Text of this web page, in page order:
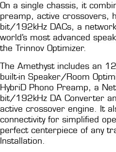
On a single chassis, it
preamp, active crossovers,
bit/192kHz DACs, a
world’s most advanced
the Trinnov Optimizer.
The Amethyst includes an
built-in Speaker/Room
HybriD Phono Preamp, a
bit/192kHz DA Converter
active crossover engine. It
connectivity for simplified
perfect centerpiece of any
Installation.